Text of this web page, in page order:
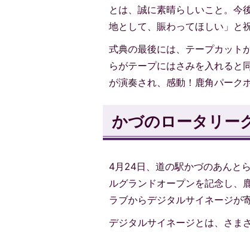
とは、誠に素晴らしいこと。今
地として、賑わってほしい」と
式典の最後には、テープカット
らがテープにはさみを入れると
が演奏され、感動！鹿角パーク
かづのロータリー
4月24日、道の駅かづのあんと
ルグランドオープンを記念し、
ラブからデジタルサイネージが
デジタルサイネージとは、さま